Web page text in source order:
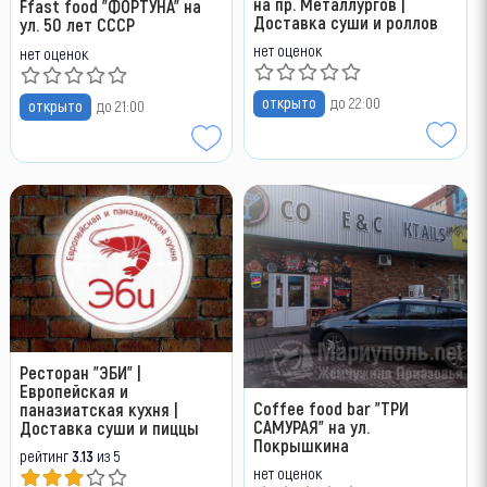
Ffast food "ФОРТУНА" на
ул. 50 лет СССР
нет оценок
открыто до 21:00
Доставка суши и роллов
нет оценок
открыто до 22:00
Ресторан "ЭБИ" |
Европейская и
паназиатская кухня |
Доставка суши и пиццы
рейтинг3.13из 5
Coffee food bar "ТРИ
САМУРАЯ" на ул.
Покрышкина
нет оценок